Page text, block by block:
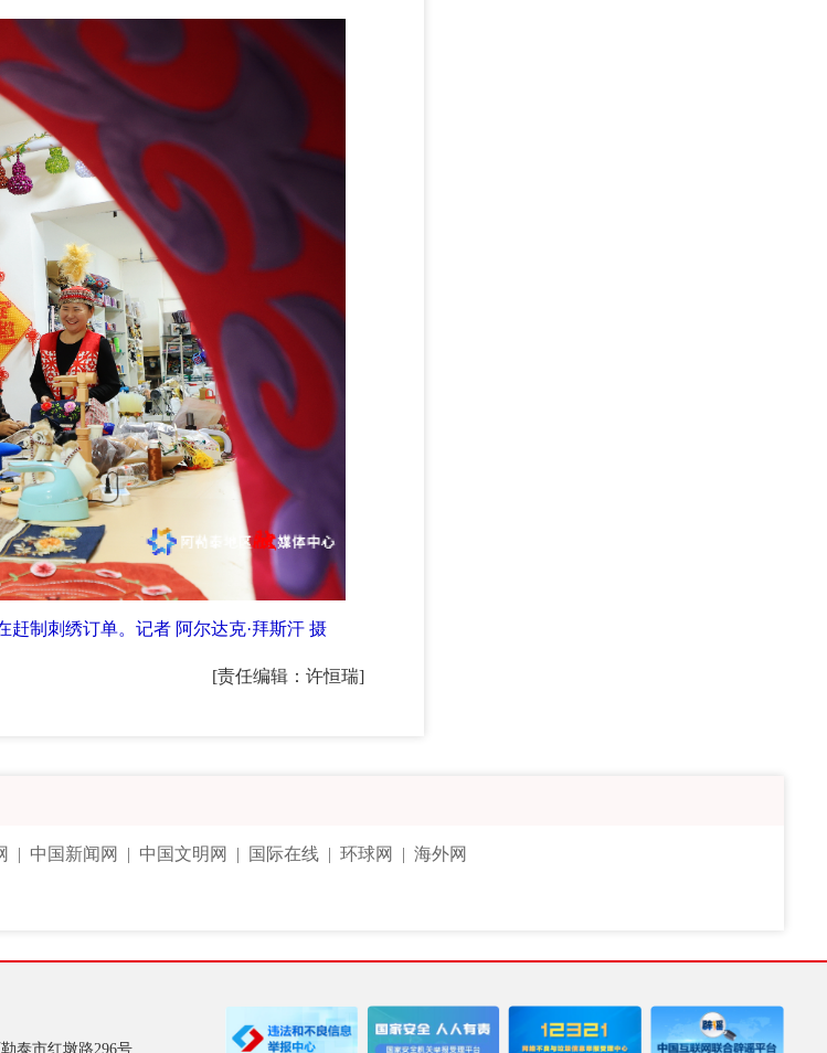
赶制刺绣订单。记者 阿尔达克·拜斯汗 摄
[责任编辑：许恒瑞]
中国新闻网 中国文明网 国际在线 |环球网 |海外网
泰市红墩路296号